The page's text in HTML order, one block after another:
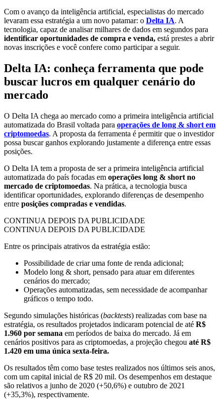
Com o avanço da inteligência artificial, especialistas do mercado
levaram essa estratégia a um novo patamar: o Delta IA. A
tecnologia, capaz de analisar milhares de dados em segundos para
identificar oportunidades de compra e venda, está prestes a abrir
novas inscrições e você confere como participar a seguir.
Delta IA: conheça ferramenta que pode
buscar lucros em qualquer cenário do
mercado
O Delta IA chega ao mercado como a primeira inteligência artificial
automatizada do Brasil voltada para operações de long & short em
criptomoedas. A proposta da ferramenta é permitir que o investidor
possa buscar ganhos explorando justamente a diferença entre essas
posições.
O Delta IA tem a proposta de ser a primeira inteligência artificial
automatizada do país focadas em operações long & short no
mercado de criptomoedas. Na prática, a tecnologia busca
identificar oportunidades, explorando diferenças de desempenho
entre posições compradas e vendidas.
CONTINUA DEPOIS DA PUBLICIDADE
CONTINUA DEPOIS DA PUBLICIDADE
Entre os principais atrativos da estratégia estão:
Possibilidade de criar uma fonte de renda adicional;
Modelo long & short, pensado para atuar em diferentes
cenários do mercado;
Operações automatizadas, sem necessidade de acompanhar
gráficos o tempo todo.
Segundo simulações históricas (backtests) realizadas com base na
estratégia, os resultados projetados indicaram potencial de até R$
1.960 por semana em períodos de baixa do mercado. Já em
cenários positivos para as criptomoedas, a projeção chegou até R$
1.420 em uma única sexta-feira.
Os resultados têm como base testes realizados nos últimos seis anos,
com um capital inicial de R$ 20 mil. Os desempenhos em destaque
são relativos a junho de 2020 (+50,6%) e outubro de 2021
(+35,3%), respectivamente.